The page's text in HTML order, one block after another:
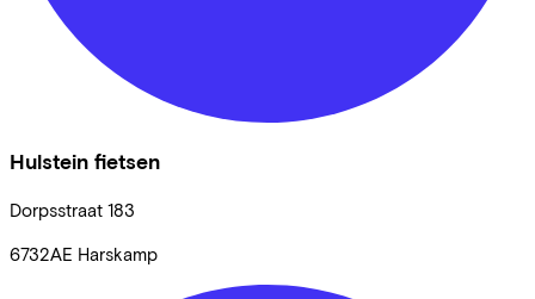
Hulstein fietsen
Dorpsstraat 183
6732AE Harskamp